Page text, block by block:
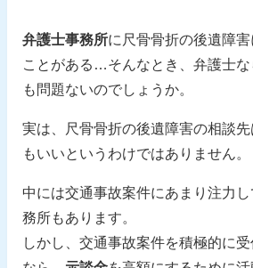
弁護士事務所に尺骨骨折の後遺障
ことがある…そんなとき、弁護士な
も問題ないのでしょうか。
実は、尺骨骨折の後遺障害の相談
もいいというわけではありません。
中には交通事故案件にあまり注力
務所もあります。
しかし、交通事故案件を積極的に